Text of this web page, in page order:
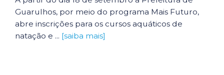
Guarulhos, por meio do programa Mais Futuro,
abre inscrições para os cursos aquáticos de
natação e ... [saiba mais]